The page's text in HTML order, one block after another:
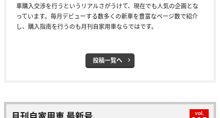
車購入交渉を行うというリアルさがうけて、現在でも人気の企画とな
っています。毎月デビューする数多くの新車を豊富なページ数で紹介
し、購入指南を行うのも月刊自家用車ならではです。
投稿一覧へ
vol.